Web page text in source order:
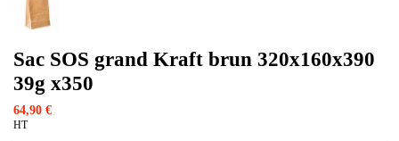
Sac SOS grand Kraft brun 320x160x390
39g x350
64,90 €
HT